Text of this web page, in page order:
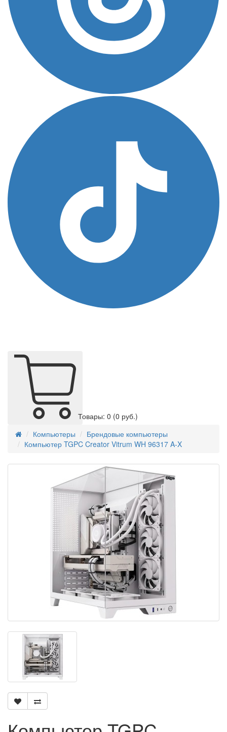
Товары: 0 (0 руб.)
Компьютеры
Брендовые компьютеры
Компьютер TGPC Creator Vitrum WH 96317 A-X